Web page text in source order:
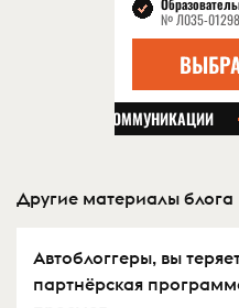
Другие материалы блога
Автоблоггеры, вы
партнёрская